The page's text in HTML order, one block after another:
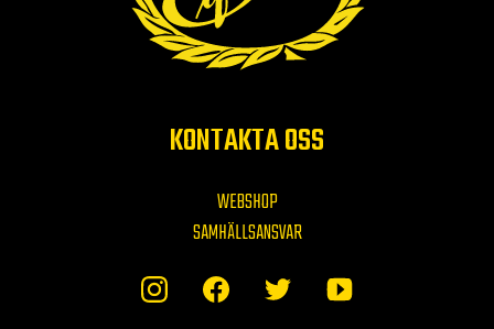
KONTAKTA OSS
WEBSHOP
SAMHÄLLSANSVAR